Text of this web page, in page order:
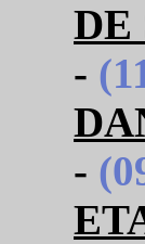
DE
-
-